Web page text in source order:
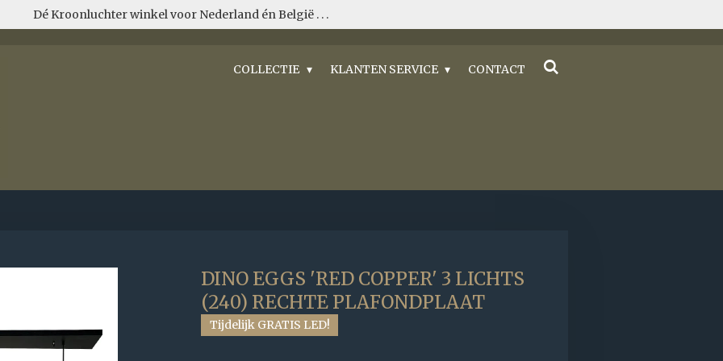
Dé Kroonluchter winkel voor Nederland én België . . .
COLLECTIE KLANTEN SERVICE CONTACT
DINO EGGS 'RED COPPER' 3 LICHTS
(240) RECHTE PLAFONDPLAAT
Tijdelijk GRATIS LED!